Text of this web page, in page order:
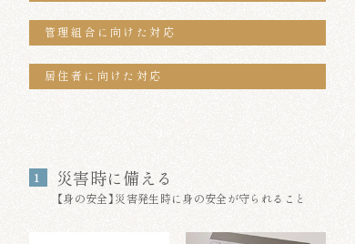
管理組合に向けた対応
居住者に向けた対応
1 災害時に備える
【身の安全】災害発生時に身の安全が守られること